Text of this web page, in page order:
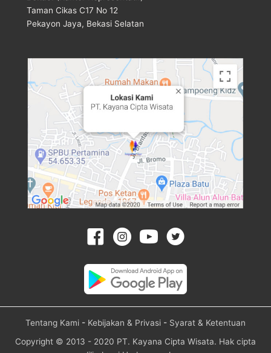
Taman Cikas C17 No 12
Pekayon Jaya, Bekasi Selatan
Tentang Kami - Kebijakan & Privasi - Syarat & Ketentuan
Copyright © 2013 - 2020 PT. Kayana Cipta Wisata. Hak cipta